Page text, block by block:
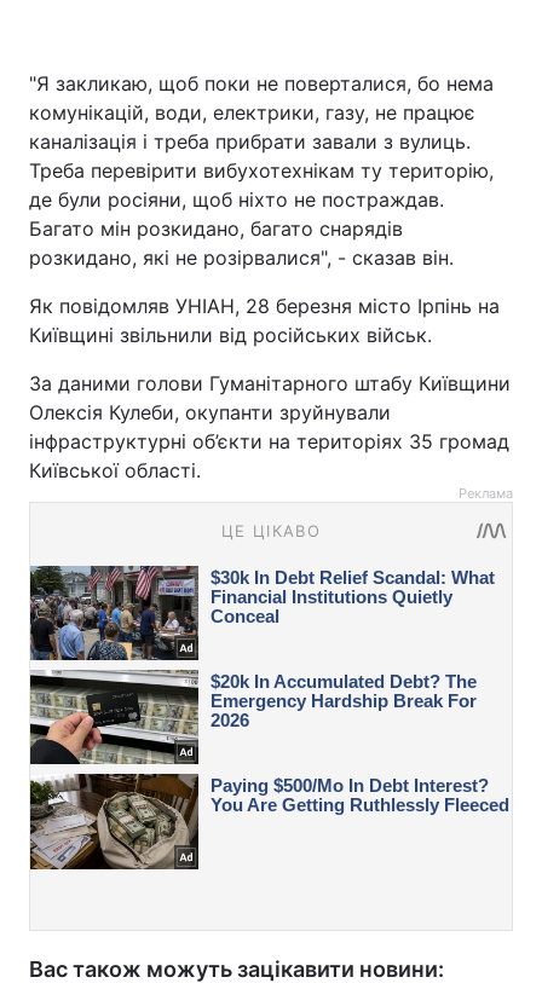
"Я закликаю, щоб поки не поверталися, бо нема
комунікацій, води, електрики, газу, не працює
каналізація і треба прибрати завали з вулиць.
Треба перевірити вибухотехнікам ту територію,
де були росіяни, щоб ніхто не постраждав.
Багато мін розкидано, багато снарядів
розкидано, які не розірвалися", - сказав він.
Як повідомляв УНІАН, 28 березня місто Ірпінь на
Київщині звільнили від російських військ.
За даними голови Гуманітарного штабу Київщини
Олексія Кулеби, окупанти зруйнували
інфраструктурні об’єкти на територіях 35 громад
Київської області.
Реклама
Вас також можуть зацікавити новини: